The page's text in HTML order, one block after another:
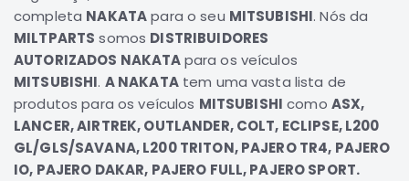
Elétrica
Acessórios
Pajero
Motor
Suspensão
Freio
completa NAKATApara o seu MITSUBISHI. Nós da
MILTPARTS somos DISTRIBUIDORES
AUTORIZADOS NAKATApara os veículos
MITSUBISHI. A NAKATAtem uma vasta lista de
produtos para os veículos MITSUBISHI como ASX,
LANCER, AIRTREK, OUTLANDER, COLT, ECLIPSE, L200
GL/GLS/SAVANA, L200 TRITON, PAJERO TR4, PAJERO
IO, PAJERO DAKAR, PAJERO FULL, PAJERO SPORT.